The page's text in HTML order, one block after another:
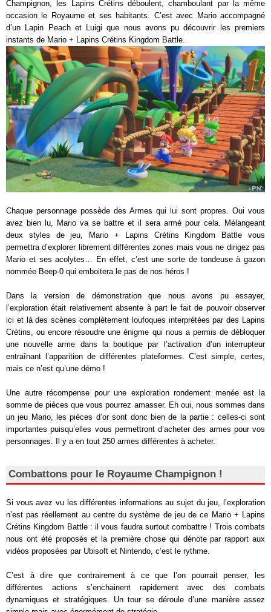
Champignon, les Lapins Crétins déboulent, chamboulant par la même
occasion le Royaume et ses habitants. C’est avec Mario accompagné
d’un Lapin Peach et Luigi que nous avons pu découvrir les premiers
instants de Mario + Lapins Crétins Kingdom Battle.
Chaque personnage possède des Armes qui lui sont propres. Oui vous
avez bien lu, Mario va se battre et il sera armé pour cela. Mélangeant
deux styles de jeu, Mario + Lapins Crétins Kingdom Battle vous
permettra d’explorer librement différentes zones mais vous ne dirigez pas
Mario et ses acolytes… En effet, c’est une sorte de tondeuse à gazon
nommée Beep-0 qui emboitera le pas de nos héros !
Dans la version de démonstration que nous avons pu essayer,
l’exploration était relativement absente à part le fait de pouvoir observer
ici et là des scènes complètement loufoques interprétées par des Lapins
Crétins, ou encore résoudre une énigme qui nous a permis de débloquer
une nouvelle arme dans la boutique par l’activation d’un interrupteur
entraînant l’apparition de différentes plateformes. C’est simple, certes,
mais ce n’est qu’une démo !
Une autre récompense pour une exploration rondement menée est la
somme de pièces que vous pourrez amasser. Eh oui, nous sommes dans
un jeu Mario, les pièces d’or sont donc bien de la partie : celles-ci sont
importantes puisqu’elles vous permettront d’acheter des armes pour vos
personnages. Il y a en tout 250 armes différentes à acheter.
Combattons pour le Royaume Champignon !
Si vous avez vu les différentes informations au sujet du jeu, l’exploration
n’est pas réellement au centre du système de jeu de ce Mario + Lapins
Crétins Kingdom Battle : il vous faudra surtout combattre ! Trois combats
nous ont été proposés et la première chose qui dénote par rapport aux
vidéos proposées par Ubisoft et Nintendo, c’est le rythme.
C’est à dire que contrairement à ce que l’on pourrait penser, les
différentes actions s’enchainent rapidement avec des combats
dynamiques et stratégiques. Un tour se déroule d’une manière assez